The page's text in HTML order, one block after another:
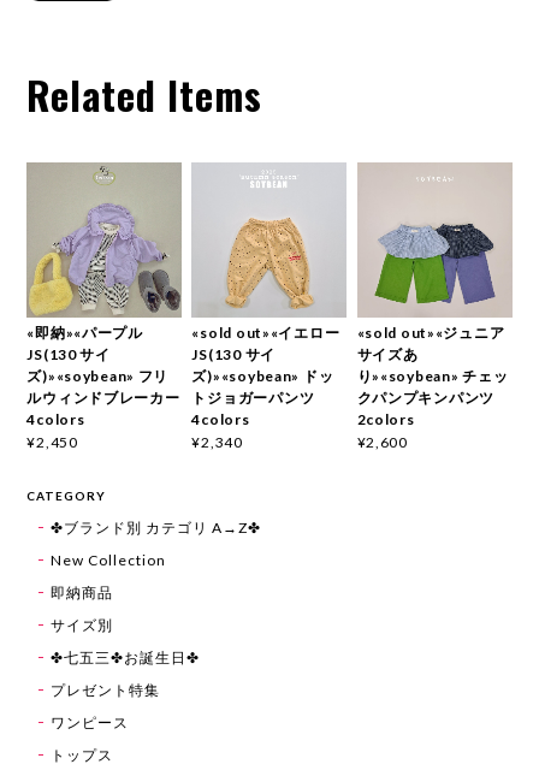
Related Items
«即納»«パープル
JS(130 サイ
ズ)»«soybean» フリ
ルウィンドブレーカー
4colors
¥2,450
«sold out»«イエロー
JS(130 サイ
ズ)»«soybean» ドッ
トジョガーパンツ
4colors
¥2,340
«sold out»«ジュニア
サイズあ
り»«soybean» チェッ
クパンプキンパンツ
2colors
¥2,600
CATEGORY
✤ブランド別 カテゴリ A→Z✤
New Collection
即納商品
サイズ別
✤七五三✤お誕生日✤
プレゼント特集
ワンピース
トップス